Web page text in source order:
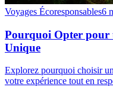
Voyages Écoresponsables6
Pourquoi Opter pour
Unique
Explorez pourquoi choisir
votre expérience tout en